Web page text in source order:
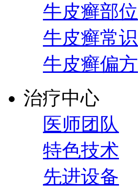
牛皮癣部位
牛皮癣常识
牛皮癣偏方
治疗中心
医师团队
特色技术
先进设备